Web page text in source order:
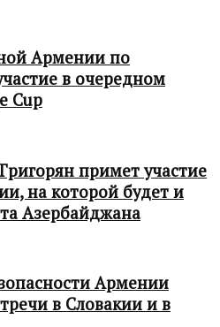
Армении по
в очередном
Cup
примет участие
на которой будет и
Азербайджана
Армении
в Словакии и в